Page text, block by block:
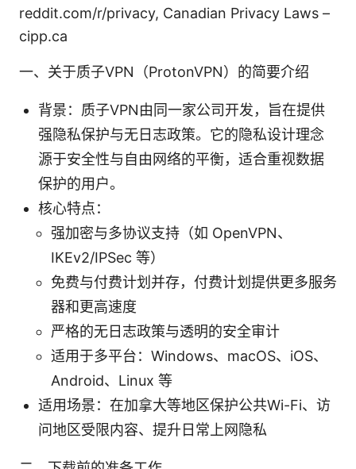
reddit.com/r/privacy, Canadian Privacy Laws –
cipp.ca
一、关于质子VPN（ProtonVPN）的简要介绍
背景：质子VPN由同一家公司开发，旨在提供
强隐私保护与无日志政策。它的隐私设计理念
源于安全性与自由网络的平衡，适合重视数据
保护的用户。
核心特点：
强加密与多协议支持（如 OpenVPN、
IKEv2/IPSec 等）
免费与付费计划并存，付费计划提供更多服务
器和更高速度
严格的无日志政策与透明的安全审计
适用于多平台：Windows、macOS、iOS、
Android、Linux 等
适用场景：在加拿大等地区保护公共Wi-Fi、访
问地区受限内容、提升日常上网隐私